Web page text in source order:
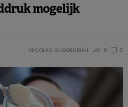
mogelijk
NICOLAS GUGGENBÜHL 0 0